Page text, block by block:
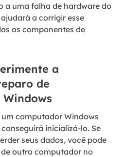
a uma falha de hardware do
a corrigir esse
os componentes de
a
de
computador Windows
inicializá-lo. Se
seus dados, você pode
outro computador no